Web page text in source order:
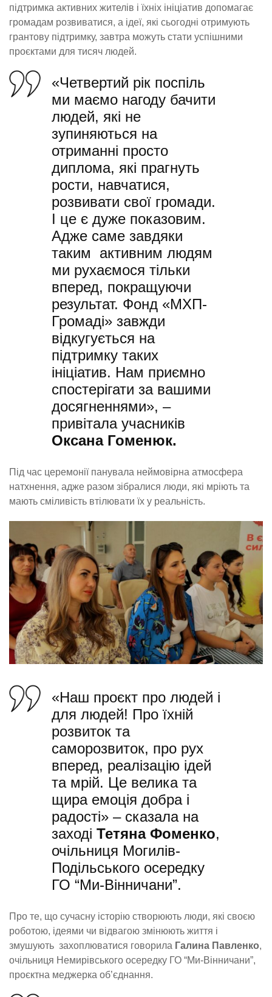
підтримка активних жителів і їхніх ініціатив допомагає
громадам розвиватися, а ідеї, які сьогодні отримують
грантову підтримку, завтра можуть стати успішними
проєктами для тисяч людей.
«Четвертий рік поспіль
ми маємо нагоду бачити
людей, які не
зупиняються на
отриманні просто
диплома, які прагнуть
рости, навчатися,
розвивати свої громади.
І це є дуже показовим.
Адже саме завдяки
таким активним людям
ми рухаємося тільки
вперед, покращуючи
результат. Фонд «МХП-
Громаді» завжди
відкугується на
підтримку таких
ініціатив. Нам приємно
спостерігати за вашими
досягненнями», –
привітала учасників
Оксана Гоменюк.
Під час церемонії панувала неймовірна атмосфера
натхнення, адже разом зібралися люди, які мріють та
мають сміливість втілювати їх у реальність.
«Наш проєкт про людей і
для людей! Про їхній
розвиток та
саморозвиток, про рух
вперед, реалізацію ідей
та мрій. Це велика та
щира емоція добра і
радості» – сказала на
заході Тетяна Фоменко,
очільниця Могилів-
Подільського осередку
ГО “Ми-Вінничани”.
Про те, що сучасну історію створюють люди, які своєю
роботою, ідеями чи відвагою змінюють життя і
змушують захоплюватися говорила Галина Павленко,
очільниця Немирівського осередку ГО “Ми-Вінничани”,
проєктна меджерка об’єднання.